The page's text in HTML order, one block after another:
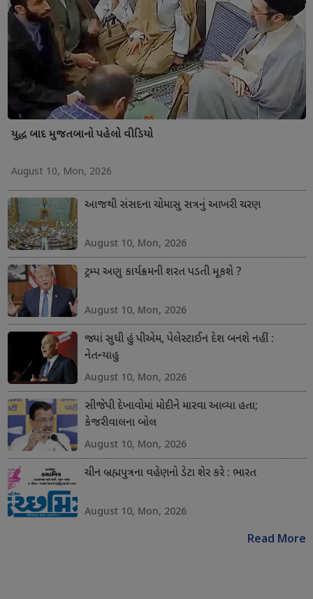
યુદ્ધ બાદ મુજતબાનો પહેલો વીડિયો
August 10, Mon, 2026
આજથી સંસદના ચોમાસુ સત્રનું આખરી ચરણ
August 10, Mon, 2026
ટ્રમ્પ અણુ કાર્યક્રમની શરત પડતી મૂકશે ?
August 10, Mon, 2026
જ્યાં સુધી હું પીએમ, પેલેસ્ટાઈન દેશ બનશે નહીં :
નેતન્યાહુ
August 10, Mon, 2026
સીજેપી દેખાવોમાં મોદીને મારવા આવ્યા હતા;
કેજરીવાલના બોલ
August 10, Mon, 2026
ચીન બ્રહ્મપુત્રના વહેણનો ડેટા શેર કરે : ભારત
August 10, Mon, 2026
Read More